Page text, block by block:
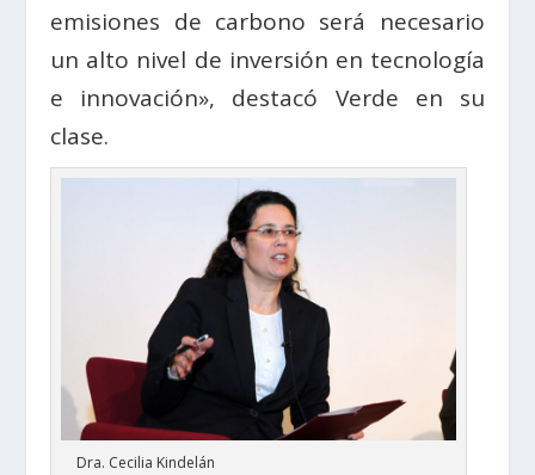
emisiones de carbono será necesario
un alto nivel de inversión en tecnología
e innovación», destacó Verde en su
clase.
Dra. Cecilia Kindelán